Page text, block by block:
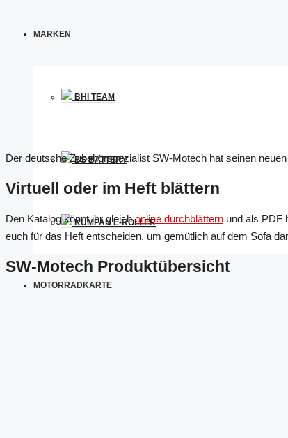
MARKEN
BHI TEAM
BS BATTERY
KUMPAN E-ROLLER
MOTORRADKARTE
Der deutsche Zubehörspezialist SW-Motech hat seinen
Virtuell oder im Heft blättern
Den Katalog könnt ihr gleichonline durchblättern und als PDF
euch für das Heft entscheiden, um gemütlich auf dem Sofa
SW-Motech Produktübersicht